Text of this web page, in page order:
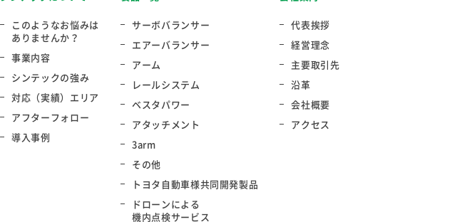
このようなお悩みは
ありませんか？
事業内容
シンテックの強み
対応（実績）エリア
アフターフォロー
導入事例
サーボバランサー
エアーバランサー
アーム
レールシステム
ベスタパワー
アタッチメント
3arm
その他
トヨタ自動車様共同開発製品
ドローンによる
機内点検サービス
代表挨拶
経営理念
主要取引先
沿革
会社概要
アクセス